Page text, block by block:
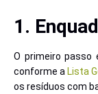
1.
O primeiro passo
conforme a Lista
os resíduos com